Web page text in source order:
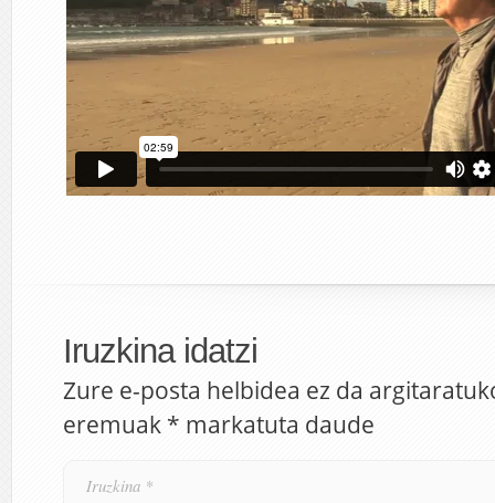
Iruzkina idatzi
Zure e-posta helbidea ez da
eremuak * markatuta daude